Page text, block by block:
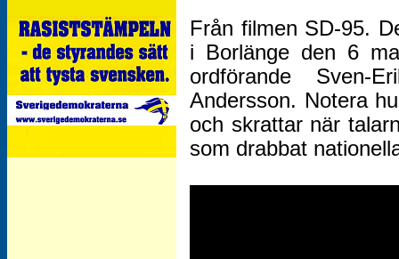
Från filmen SD-95.
i Borlänge den 6
ordförande Sven-
Andersson. Notera
och skrattar när
som drabbat